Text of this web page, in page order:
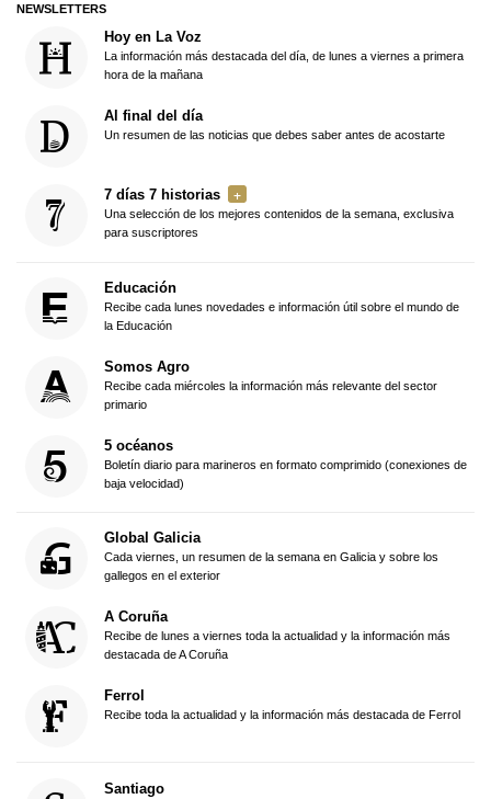
NEWSLETTERS
Hoy en La Voz
La información más destacada del día, de lunes a viernes a primera
hora de la mañana
Al final del día
Un resumen de las noticias que debes saber antes de acostarte
7 días 7 historias
Una selección de los mejores contenidos de la semana, exclusiva
para suscriptores
Educación
Recibe cada lunes novedades e información útil sobre el mundo de
la Educación
Somos Agro
Recibe cada miércoles la información más relevante del sector
primario
5 océanos
Boletín diario para marineros en formato comprimido (conexiones de
baja velocidad)
Global Galicia
Cada viernes, un resumen de la semana en Galicia y sobre los
gallegos en el exterior
A Coruña
Recibe de lunes a viernes toda la actualidad y la información más
destacada de A Coruña
Ferrol
Recibe toda la actualidad y la información más destacada de Ferrol
Santiago